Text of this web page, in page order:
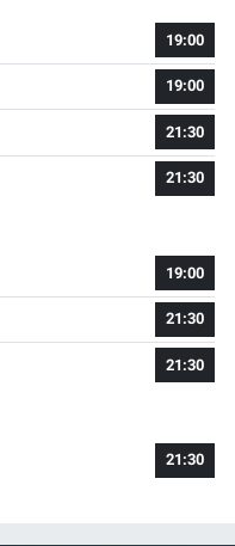
19:00
19:00
21:30
21:30
19:00
21:30
21:30
21:30